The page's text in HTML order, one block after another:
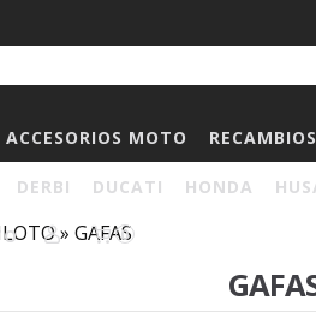
ACCESORIOS MOTO
DERBI DUCATI HONDA
0
» GAFAS